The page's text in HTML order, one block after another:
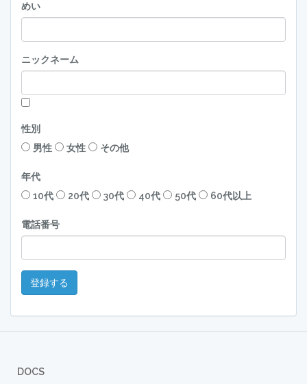
めい
ニックネーム
性別
男性
女性 その他
年代
10代
20代 30代 40代 50代 60代以上
電話番号
登録する
DOCS